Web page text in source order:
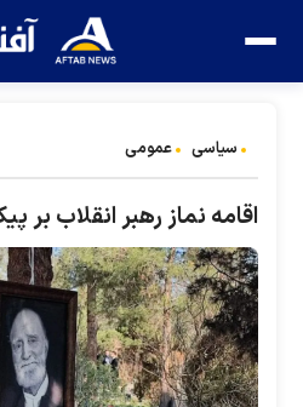
سیاسی عمومی
اقامه نماز رهبر انقلاب بر